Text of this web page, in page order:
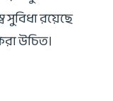
সুবিধা রয়েছে
উচিত।